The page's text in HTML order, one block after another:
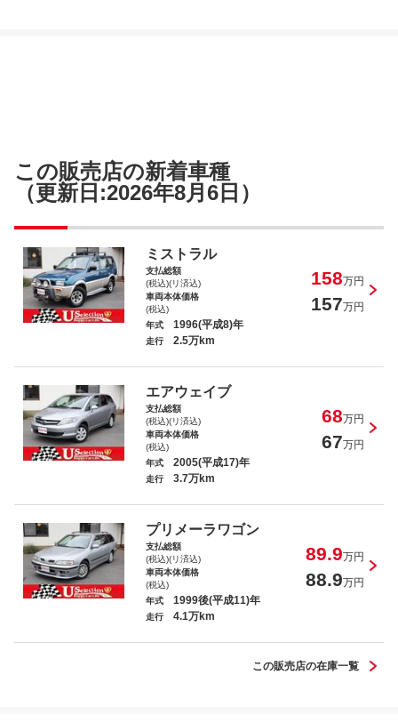
テリオスキッド キスマークＸ
キューブキュービック １５Ｅ
ティアナ ２５０ＸＶ
ｉＱ １３０Ｇ ＭＴ
この販売店の新着車種
（更新日:2026年8月6日）
ミストラル
支払総額
(税込)(リ済込)
158万円
車両本体価格
(税込)
157万円
年式 1996(平成8)年
走行 2.5万km
エアウェイブ
支払総額
(税込)(リ済込)
68万円
車両本体価格
(税込)
67万円
年式 2005(平成17)年
走行 3.7万km
プリメーラワゴン
支払総額
(税込)(リ済込)
89.9万円
車両本体価格
(税込)
88.9万円
年式 1999後(平成11)年
走行 4.1万km
この販売店の在庫一覧